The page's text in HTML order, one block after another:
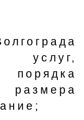
услуг,